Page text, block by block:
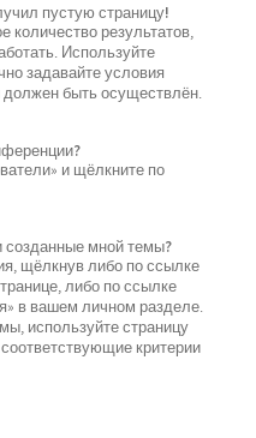
пустую страницу!
результатов,
Используйте
задавайте условия
быть осуществлён.
и щёлкните по
созданные мной темы?
щёлкнув либо по ссылке
либо по ссылке
в вашем личном разделе.
используйте страницу
критерии